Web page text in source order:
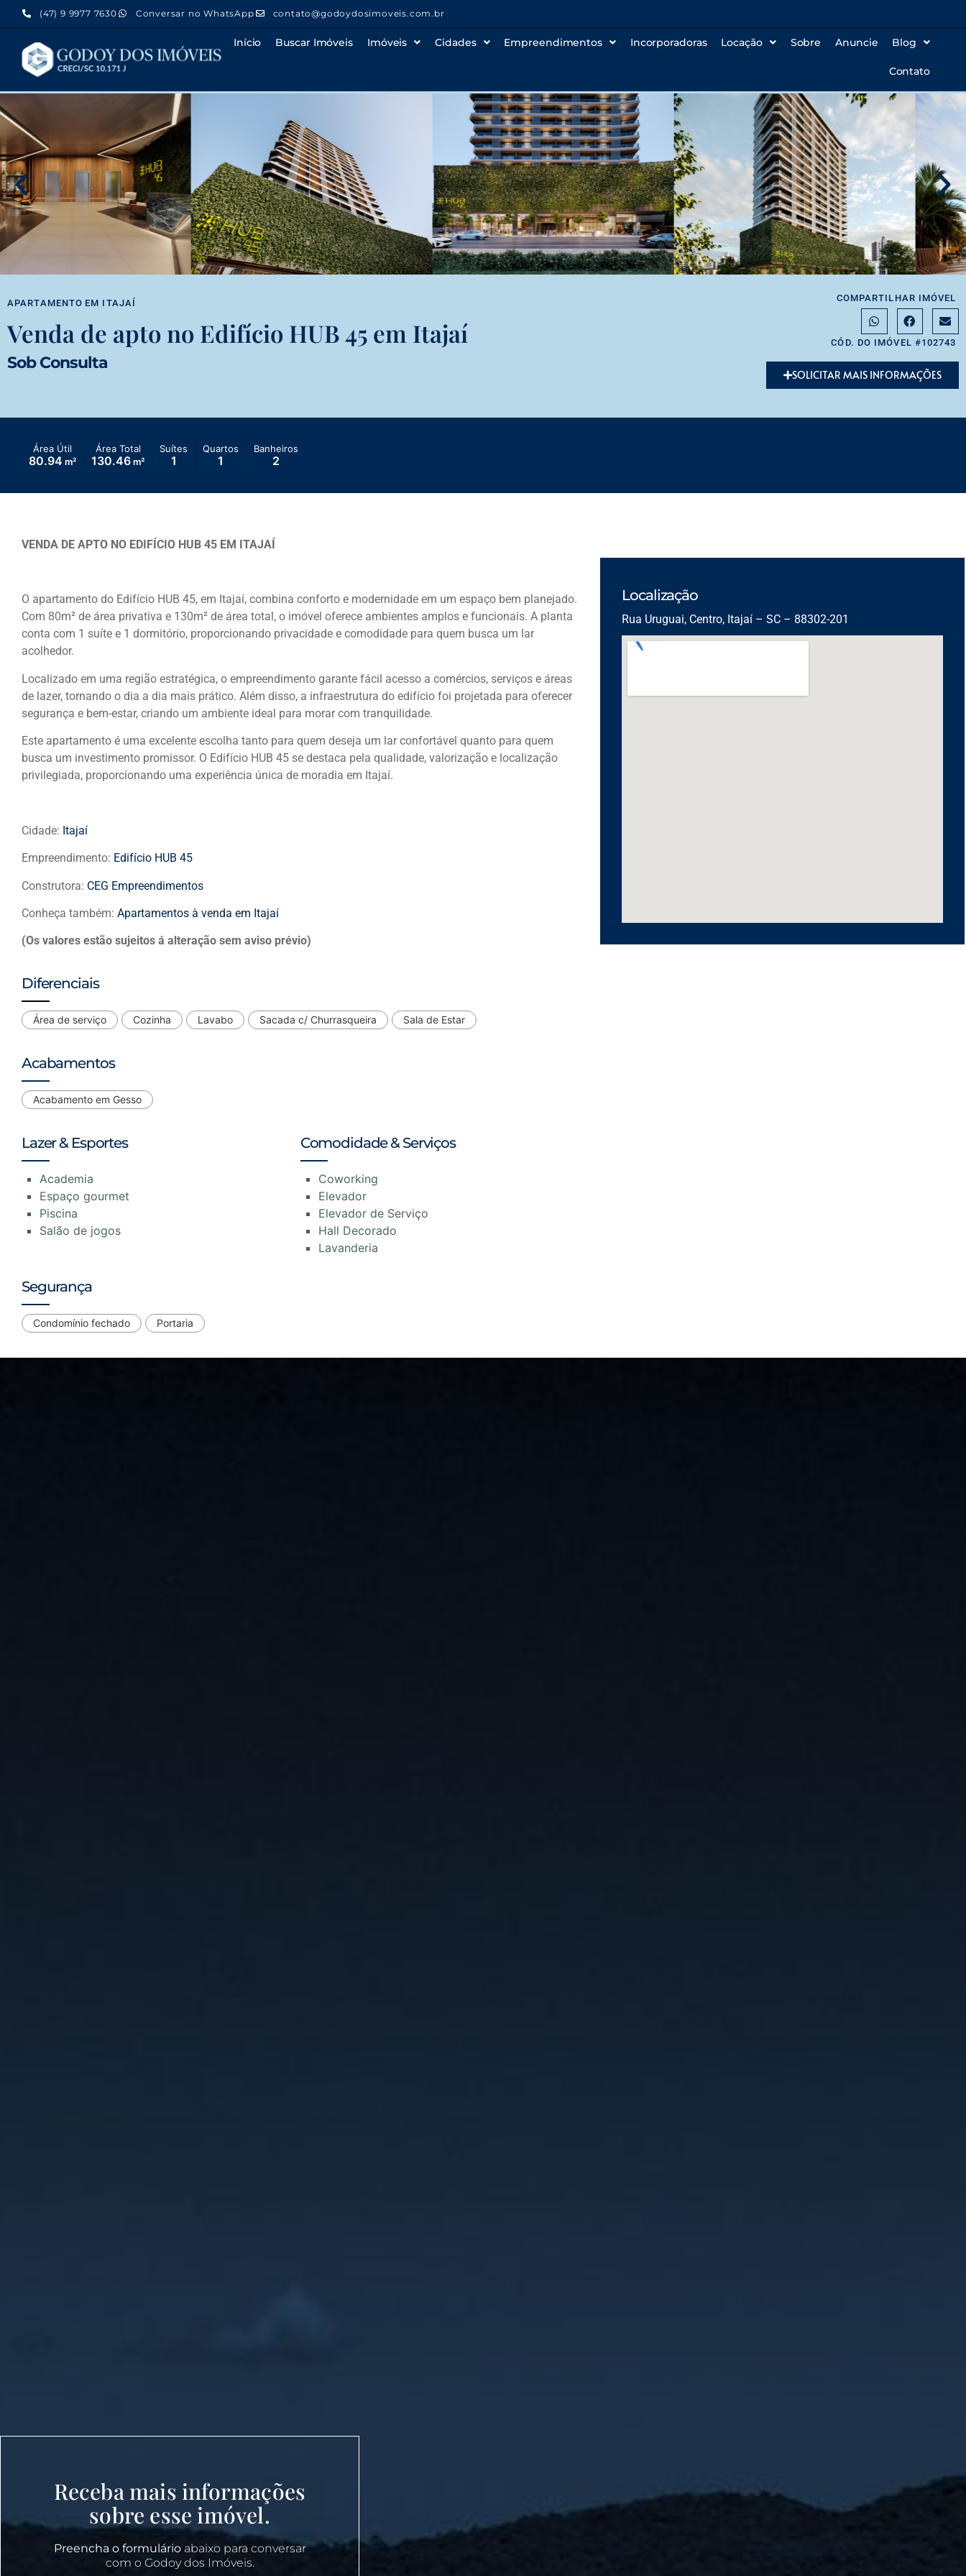
(47) 9 9977 7630 Conversar no WhatsApp contato@godoydosimoveis.com.br
Início Buscar Imóveis Imóveis Cidades Empreendimentos Incorporadoras Locação Sobre Anuncie Blog
Contato
APARTAMENTO EM ITAJAÍ
Venda de apto no Edifício HUB 45 em Itajaí
Sob Consulta
COMPARTILHAR IMÓVEL
CÓD. DO IMÓVEL #102743
SOLICITAR MAIS INFORMAÇÕES
Área Útil
80.94 m²
Área Total
130.46 m²
Suítes
1
Quartos
1
Banheiros
2
VENDA DE APTO NO EDIFÍCIO HUB 45 EM ITAJAÍ
O apartamento do Edifício HUB 45, em Itajaí, combina conforto e modernidade em um espaço bem planejado.
Com 80m² de área privativa e 130m² de área total, o imóvel oferece ambientes amplos e funcionais. A planta
conta com 1 suíte e 1 dormitório, proporcionando privacidade e comodidade para quem busca um lar
acolhedor.
Localizado em uma região estratégica, o empreendimento garante fácil acesso a comércios, serviços e áreas
de lazer, tornando o dia a dia mais prático. Além disso, a infraestrutura do edifício foi projetada para oferecer
segurança e bem-estar, criando um ambiente ideal para morar com tranquilidade.
Este apartamento é uma excelente escolha tanto para quem deseja um lar confortável quanto para quem
busca um investimento promissor. O Edifício HUB 45 se destaca pela qualidade, valorização e localização
privilegiada, proporcionando uma experiência única de moradia em Itajaí.
Cidade: Itajaí
Empreendimento: Edifício HUB 45
Construtora: CEG Empreendimentos
Conheça também: Apartamentos à venda em Itajaí
(Os valores estão sujeitos á alteração sem aviso prévio)
Diferenciais
Área de serviço Cozinha Lavabo Sacada c/ Churrasqueira Sala de Estar
Acabamentos
Acabamento em Gesso
Lazer & Esportes
Academia
Espaço gourmet
Piscina
Salão de jogos
Comodidade & Serviços
Coworking
Elevador
Elevador de Serviço
Hall Decorado
Lavanderia
Segurança
Condomínio fechado Portaria
Localização
Rua Uruguai, Centro, Itajaí – SC – 88302-201
Receba mais informações
sobre esse imóvel.
Preencha o formulárioabaixo para conversar
com o Godoy dos Imóveis.